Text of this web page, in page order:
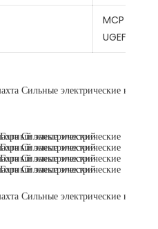
MCP MCPT
UGEFPT